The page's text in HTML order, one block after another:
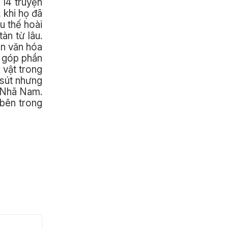
họ đã
thế hoài
từ lâu.
văn hóa
phần
vật trong
nhưng
Nam.
trong